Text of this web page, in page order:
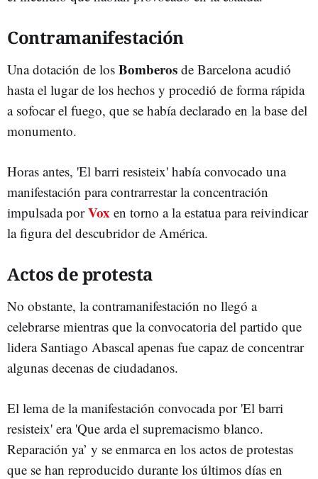
Contramanifestación
Una dotación de los Bomberos de Barcelona acudió
hasta el lugar de los hechos y procedió de forma rápida
a sofocar el fuego, que se había declarado en la base del
monumento.
Horas antes, 'El barri resisteix' había convocado una
manifestación para contrarrestar la concentración
impulsada porVox en torno a la estatua para reivindicar
la figura del descubridor de América.
Actos de protesta
No obstante, la contramanifestación no llegó a
celebrarse mientras que la convocatoria del partido que
lidera Santiago Abascal apenas fue capaz de concentrar
algunas decenas de ciudadanos.
El lema de la manifestación convocada por 'El barri
resisteix' era 'Que arda el supremacismo blanco.
Reparación ya’ y se enmarca en los actos de protestas
que se han reproducido durante los últimos días en